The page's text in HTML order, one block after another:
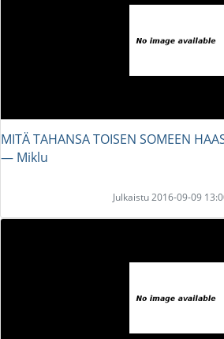
MITÄ TAHANSA TOISEN SOMEEN
― Miklu
Julkaistu 2016-09-09